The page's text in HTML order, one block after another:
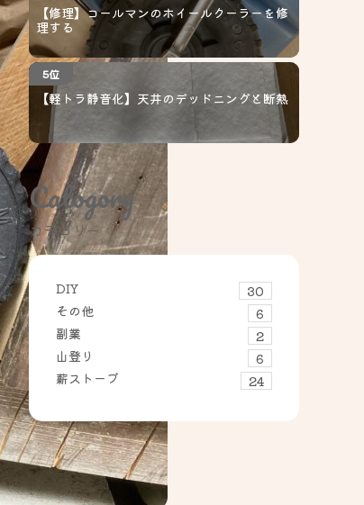
【修理】コールマンのホイールクーラーを修
理する
5位
【軽トラ静音化】天井のデッドニングと断熱
Catogory
カテゴリー
DIY
30
その他
6
副業
2
山登り
6
薪ストーブ
24